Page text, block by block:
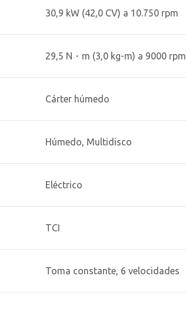
30,9 kW (42,0 CV) a 10.750 rpm
29,5 N・m (3,0 kg-m) a 9000 rpm
Cárter húmedo
Húmedo, Multidisco
Eléctrico
TCI
Toma constante, 6 velocidades